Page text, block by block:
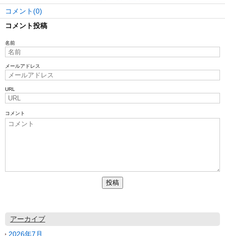
コメント(0)
コメント投稿
名前
メールアドレス
URL
コメント
アーカイブ
2026年7月